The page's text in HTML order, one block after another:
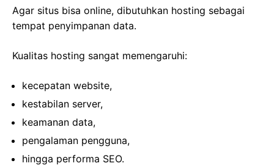
Agar situs bisa online, dibutuhkan hosting sebagai
tempat penyimpanan data.
Kualitas hosting sangat memengaruhi:
kecepatan website,
kestabilan server,
keamanan data,
pengalaman pengguna,
hingga performa SEO.